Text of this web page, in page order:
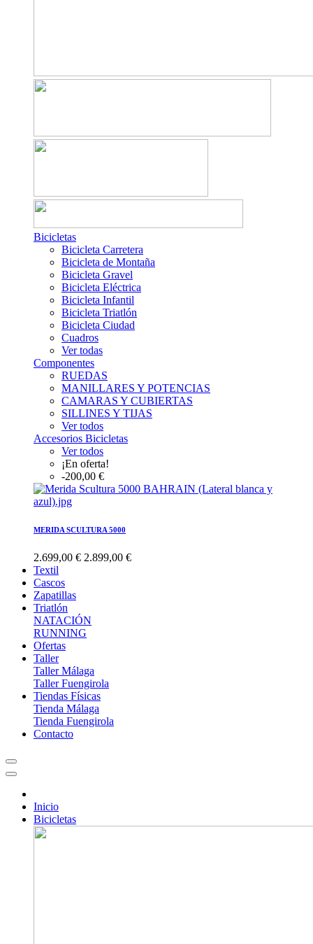
Bicicletas
Bicicleta Carretera
Bicicleta de Montaña
Bicicleta Gravel
Bicicleta Eléctrica
Bicicleta Infantil
Bicicleta Triatlón
Bicicleta Ciudad
Cuadros
Ver todas
Componentes
RUEDAS
MANILLARES Y POTENCIAS
CAMARAS Y CUBIERTAS
SILLINES Y TIJAS
Ver todos
Accesorios Bicicletas
Ver todos
¡En oferta!
-200,00 €
MERIDA SCULTURA 5000
2.699,00 € 2.899,00 €
Textil
Cascos
Zapatillas
Triatlón
NATACIÓN
RUNNING
Ofertas
Taller
Taller Málaga
Taller Fuengirola
Tiendas Físicas
Tienda Málaga
Tienda Fuengirola
Contacto
Inicio
Bicicletas